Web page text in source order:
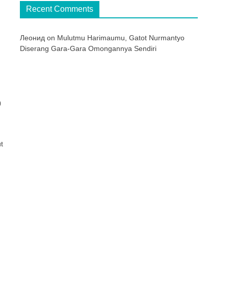
Recent Comments
Леонид on Mulutmu Harimaumu, Gatot Nurmantyo
Diserang Gara-Gara Omongannya Sendiri